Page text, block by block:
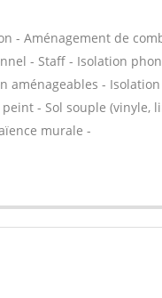
- Aménagement de
- Staff - Isolation
aménageables -
- Sol souple (vinyle,
murale -